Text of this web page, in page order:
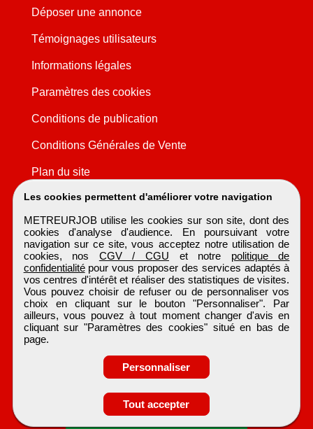
Obtenir ses
coordonnées
Les cookies permettent d'améliorer votre navigation
METREURJOB utilise les cookies sur son site, dont des
cookies d'analyse d'audience. En poursuivant votre
navigation sur ce site, vous acceptez notre utilisation de
cookies, nos CGV / CGU et notre politique de
confidentialitépour vous proposer des services adaptés à
vos centres d'intérêt et réaliser des statistiques de visites.
Vous pouvez choisir de refuser ou de personnaliser vos
choix en cliquant sur le bouton "Personnaliser". Par
ailleurs, vous pouvez à tout moment changer d'avis en
cliquant sur "Paramètres des cookies" situé en bas de
page.
Personnaliser
Tout accepter
Déposer une annonce
Témoignages utilisateurs
Informations légales
Paramètres des cookies
Conditions de publication
Conditions Générales de Vente
Plan du site
METREURJOB